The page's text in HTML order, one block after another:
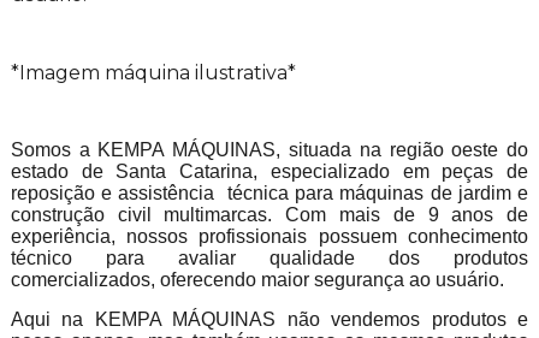
*Imagem máquina ilustrativa*
Somos a KEMPA MÁQUINAS, situada na região oeste do
estado de Santa Catarina, especializado em peças de
reposição e assistência técnica para máquinas de jardim e
construção civil multimarcas. Com mais de 9 anos de
experiência, nossos profissionais possuem conhecimento
técnico para avaliar qualidade dos produtos
comercializados, oferecendo maior segurança ao usuário.
Aqui na KEMPA MÁQUINAS não vendemos produtos e